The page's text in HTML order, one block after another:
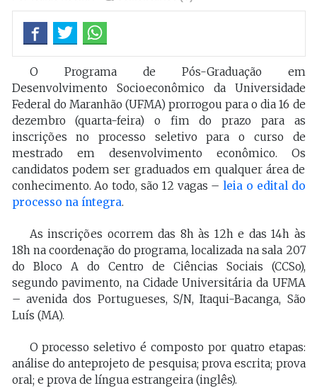
O Programa de Pós-Graduação em
Desenvolvimento Socioeconômico da Universidade
Federal do Maranhão (UFMA) prorrogou para o dia 16 de
dezembro (quarta-feira) o fim do prazo para as
inscrições no processo seletivo para o curso de
mestrado em desenvolvimento econômico. Os
candidatos podem ser graduados em qualquer área de
conhecimento. Ao todo, são 12 vagas –leia o edital do
processo na íntegra.
As inscrições ocorrem das 8h às 12h e das 14h às
18h na coordenação do programa, localizada na sala 207
do Bloco A do Centro de Ciências Sociais (CCSo),
segundo pavimento, na Cidade Universitária da UFMA
– avenida dos Portugueses, S/N, Itaqui-Bacanga, São
Luís (MA).
O processo seletivo é composto por quatro etapas:
análise do anteprojeto de pesquisa; prova escrita; prova
oral; e prova de língua estrangeira (inglês).